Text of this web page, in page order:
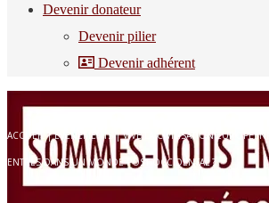
Devenir donateur
Devenir pilier
Devenir adhérent
ACCUEIL |ÉVÉNEMENTS |VIVE LA CIVILISATION
ENTRÉS DANS UN MONDE POST-OCCIDENTAL ?